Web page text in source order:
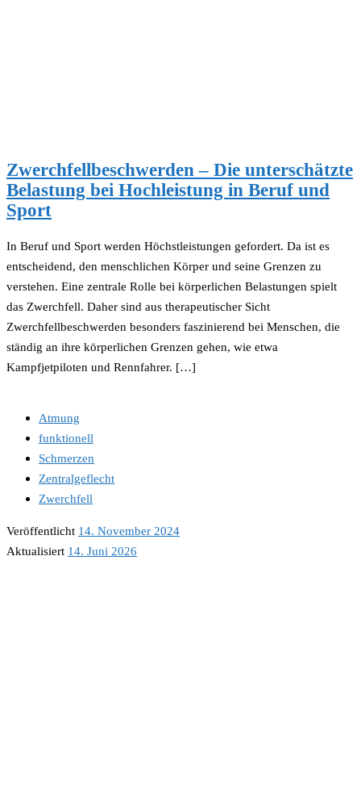
Zwerchfellbeschwerden – Die unterschätzte
Belastung bei Hochleistung in Beruf und
Sport
In Beruf und Sport werden Höchstleistungen gefordert. Da ist es
entscheidend, den menschlichen Körper und seine Grenzen zu
verstehen. Eine zentrale Rolle bei körperlichen Belastungen spielt
das Zwerchfell. Daher sind aus therapeutischer Sicht
Zwerchfellbeschwerden besonders faszinierend bei Menschen, die
ständig an ihre körperlichen Grenzen gehen, wie etwa
Kampfjetpiloten und Rennfahrer. […]
Atmung
funktionell
Schmerzen
Zentralgeflecht
Zwerchfell
Veröffentlicht 14. November 2024
Aktualisiert 14. Juni 2026